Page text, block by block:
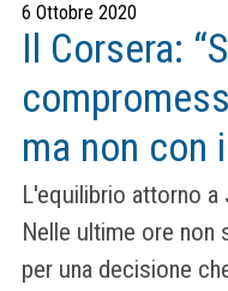
6 Ottobre 2020
Il Corsera:
ma non con
L'equilibrio attorno a
Nelle ultime ore non
per una decisione